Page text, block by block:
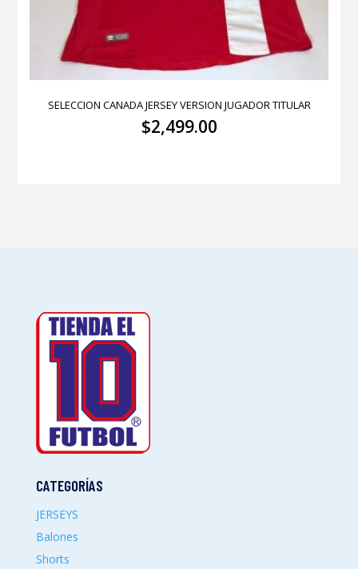
SELECCION CANADA JERSEY VERSION JUGADOR TITULAR
$2,499.00
CATEGORÍAS
JERSEYS
Balones
Shorts